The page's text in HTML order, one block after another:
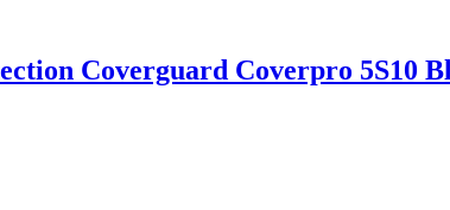
Coverguard Coverpro 5S10